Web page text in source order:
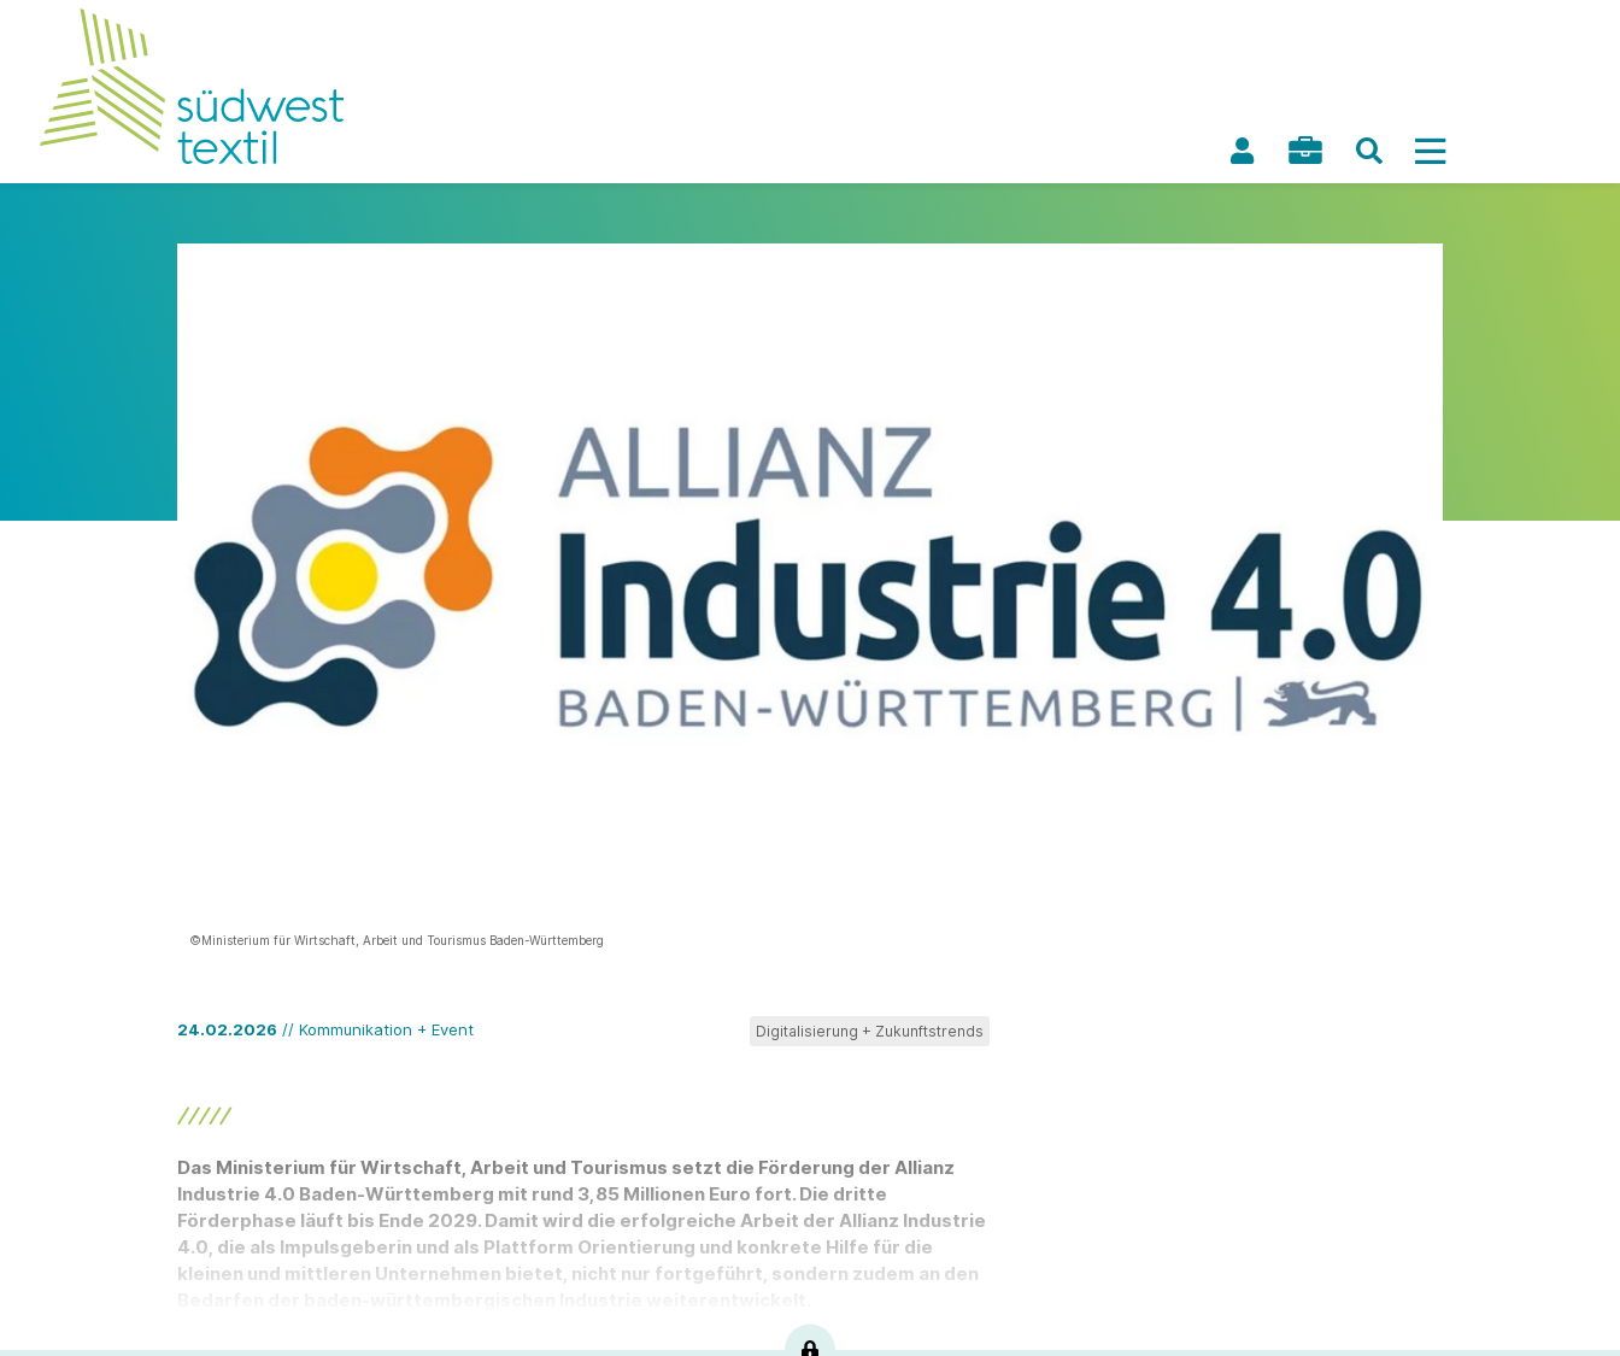
©Ministerium für Wirtschaft, Arbeit und Tourismus Baden-Württemberg
24.02.2026 // Kommunikation + Event Digitalisierung + Zukunftstrends
Das Ministerium für Wirtschaft, Arbeit und Tourismus setzt die Förderung der Allianz
Industrie 4.0 Baden-Württemberg mit rund 3,85 Millionen Euro fort. Die dritte
Förderphase läuft bis Ende 2029. Damit wird die erfolgreiche Arbeit der Allianz Industrie
4.0, die als Impulsgeberin und als Plattform Orientierung und konkrete Hilfe für die
kleinen und mittleren Unternehmen bietet, nicht nur fortgeführt, sondern zudem an den